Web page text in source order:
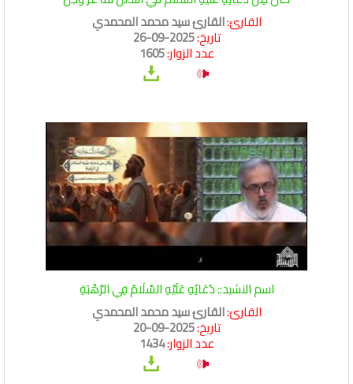
القارئ:القارئ سيد محمد المحمدي
تاريخ:2025-09-26
عدد الزوار:1605
اسم النشيد:: دُعَائِهِ عَلَيْهِ السَّلَامُ فِي الرَّهْبَةِ
القارئ:القارئ سيد محمد المحمدي
تاريخ:2025-09-20
عدد الزوار:1434